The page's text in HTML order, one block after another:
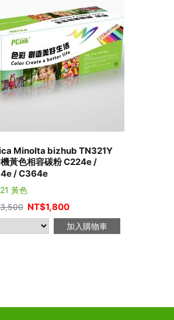
Minolta bizhub TN321Y
黃色相容碳粉 C224e /
/ C364e
黃色
3,500 NT$1,800
加入購物車